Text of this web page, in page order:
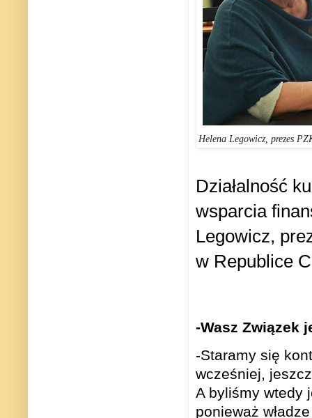
Helena Legowicz, prezes
Działalność
wsparcia
Legowicz,
w Republice
-Wasz Związek
-Staramy się
wcześniej,
A byliśmy wtedy
ponieważ